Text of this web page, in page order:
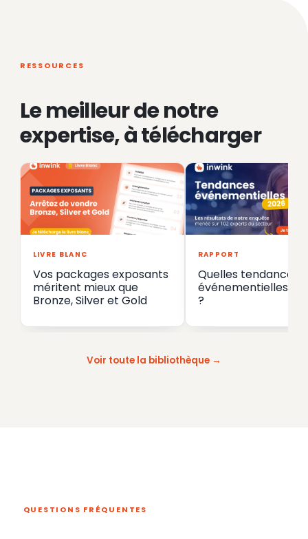
RESSOURCES
Le meilleur de notre
expertise, à télécharger
LIVRE BLANC
Vos packages exposants
méritent mieux que
Bronze, Silver et Gold
RAPPORT
Quelles tendances
événementielles en
?
Voir toute la bibliothèque
QUESTIONS FRÉQUENTES